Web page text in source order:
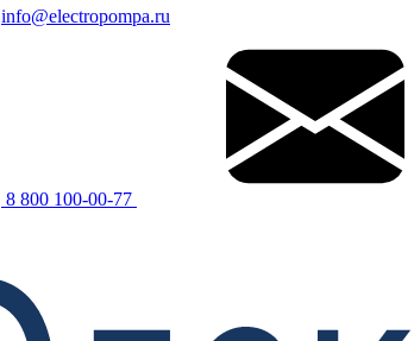
info@electropompa.ru
8 800 100-00-77